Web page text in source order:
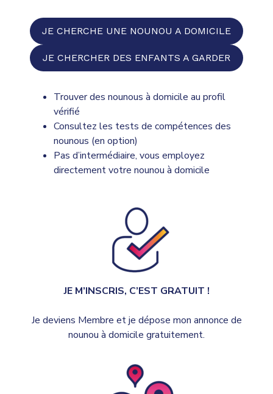
JE CHERCHE UNE NOUNOU A DOMICILE
JE CHERCHER DES ENFANTS A GARDER
Trouver des nounous à domicile au profil
vérifié
Consultez les tests de compétences des
nounous (en option)
Pas d’intermédiaire, vous employez
directement votre nounou à domicile
JE M’INSCRIS, C’EST GRATUIT !
Je deviens Membre et je dépose mon annonce de
nounou à domicile gratuitement.